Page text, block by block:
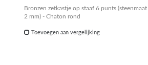
Bronzen zetkastje op staaf 6 punts (steenmaat
2 mm) - Chaton rond
Toevoegen aan vergelijking